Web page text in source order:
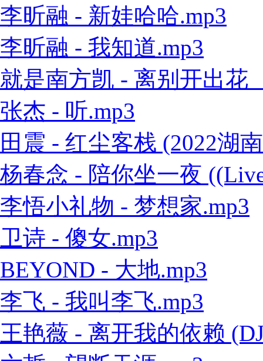
李昕融 - 新娃哈哈.mp3
李昕融 - 我知道.mp3
就是南方凯 - 离别开出花
张杰 - 听.mp3
田震 - 红尘客栈 (2022湖
杨春念 - 陪你坐一夜
李悟小礼物 - 梦想家.mp3
卫诗 - 傻女.mp3
BEYOND - 大地.mp3
李飞 - 我叫李飞.mp3
王艳薇 - 离开我的依赖